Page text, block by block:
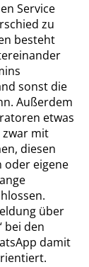
Service
zu
besteht
sonst die
Außerdem
etwas
zwar mit
diesen
eigene
über
bei den
damit